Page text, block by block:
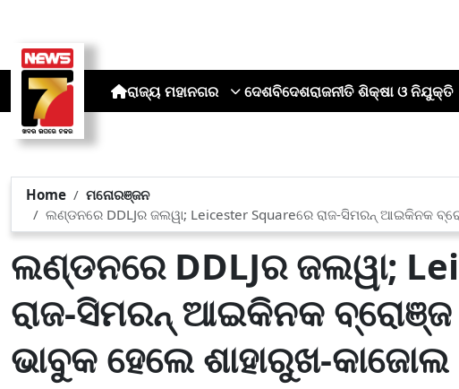
ରାଜ୍ୟ ମହାନଗର ଦେଶବିଦେଶରାଜନୀତି ଶିକ୍ଷା ଓ ନିଯୁକ୍ତି
Home
ମନୋରଞ୍ଜନ
ଲଣ୍ଡନରେ DDLJର ଜଲୱା; Leicester Squareରେ ରାଜ-ସିମରନ୍‌ ଆଇକିନକ
ଲଣ୍ଡନରେ DDLJର ଜଲୱା;
ରାଜ-ସିମରନ୍‌ ଆଇକିନକ ବ୍ରୋଞ୍ଜ
ଭାବୁକ ହେଲେ ଶାହାରୁଖ-କାଜୋଲ